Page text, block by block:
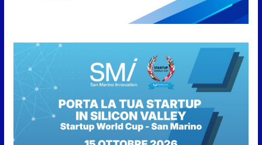
Leggende e storie del Titano”:
l’inequivocabile successo di
6 Agosto 2026